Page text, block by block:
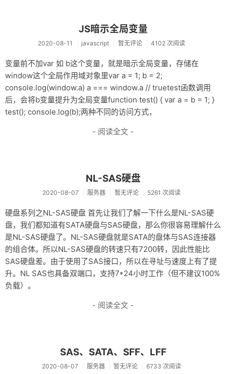
JS暗示全局变量
2020-08-11 javascript 暂无评论 4102 次阅读
变量前不加var 如 b这个变量，就是暗示全局变量，存储在
window这个全局作用域对象里var a = 1; b = 2;
console.log(window.a) a === window.a // truetest函数调用
后，会将b变量提升为全局变量function test() { var a = b = 1; }
test(); console.log(b);两种不同的访问方式，
- 阅读全文 -
NL-SAS硬盘
2020-08-07 服务器 暂无评论 5261 次阅读
硬盘系列之NL-SAS硬盘 首先让我们了解一下什么是NL-SAS硬
盘，我们都知道有SATA硬盘与SAS硬盘，那么你很容易理解什么
是NL-SAS硬盘了。NL-SAS硬盘就是SATA的盘体与SAS连接器
的组合体。所以NL-SAS硬盘的转速只有7200转，因此性能比
SAS硬盘差。由于使用了SAS接口，所以在寻址与速度上有了提
升。NL SAS也具备双端口，支持7*24小时工作（但不建议100%
负载）。
- 阅读全文 -
SAS、SATA、SFF、LFF
2020-08-07 服务器 暂无评论 6733 次阅读